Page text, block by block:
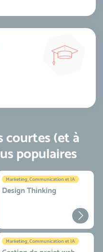
courtes (et à
populaires
Marketing, Communication et IA
Design Thinking
Marketing, Communication et IA